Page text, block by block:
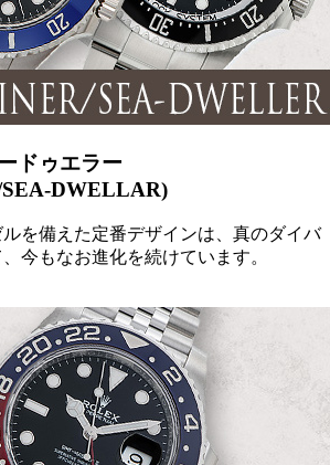
ドゥエラー
DWELLAR)
を備えた定番デザインは、真のダイバ
今もなお進化を続けています。